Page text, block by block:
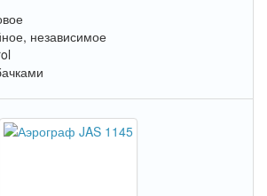
независимое